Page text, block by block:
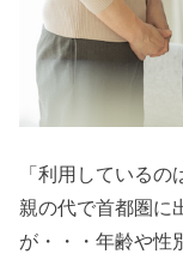
「利用している
親の代で首都圏に
が・・・年齢や性